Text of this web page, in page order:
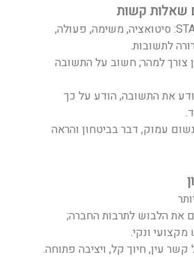
שאלות קשות
השתמש בשיטת STAR: סיטואציה, משימה, פעולה,
לתשובות.
צורך למהר; חשוב על התשובה
את התשובה, הודע על כך
עמוק, דבר בביטחון והראה
את הלבוש לתרבות החברה;
ונקי.
עין, חיוך קל, ויציבה פתוחה.